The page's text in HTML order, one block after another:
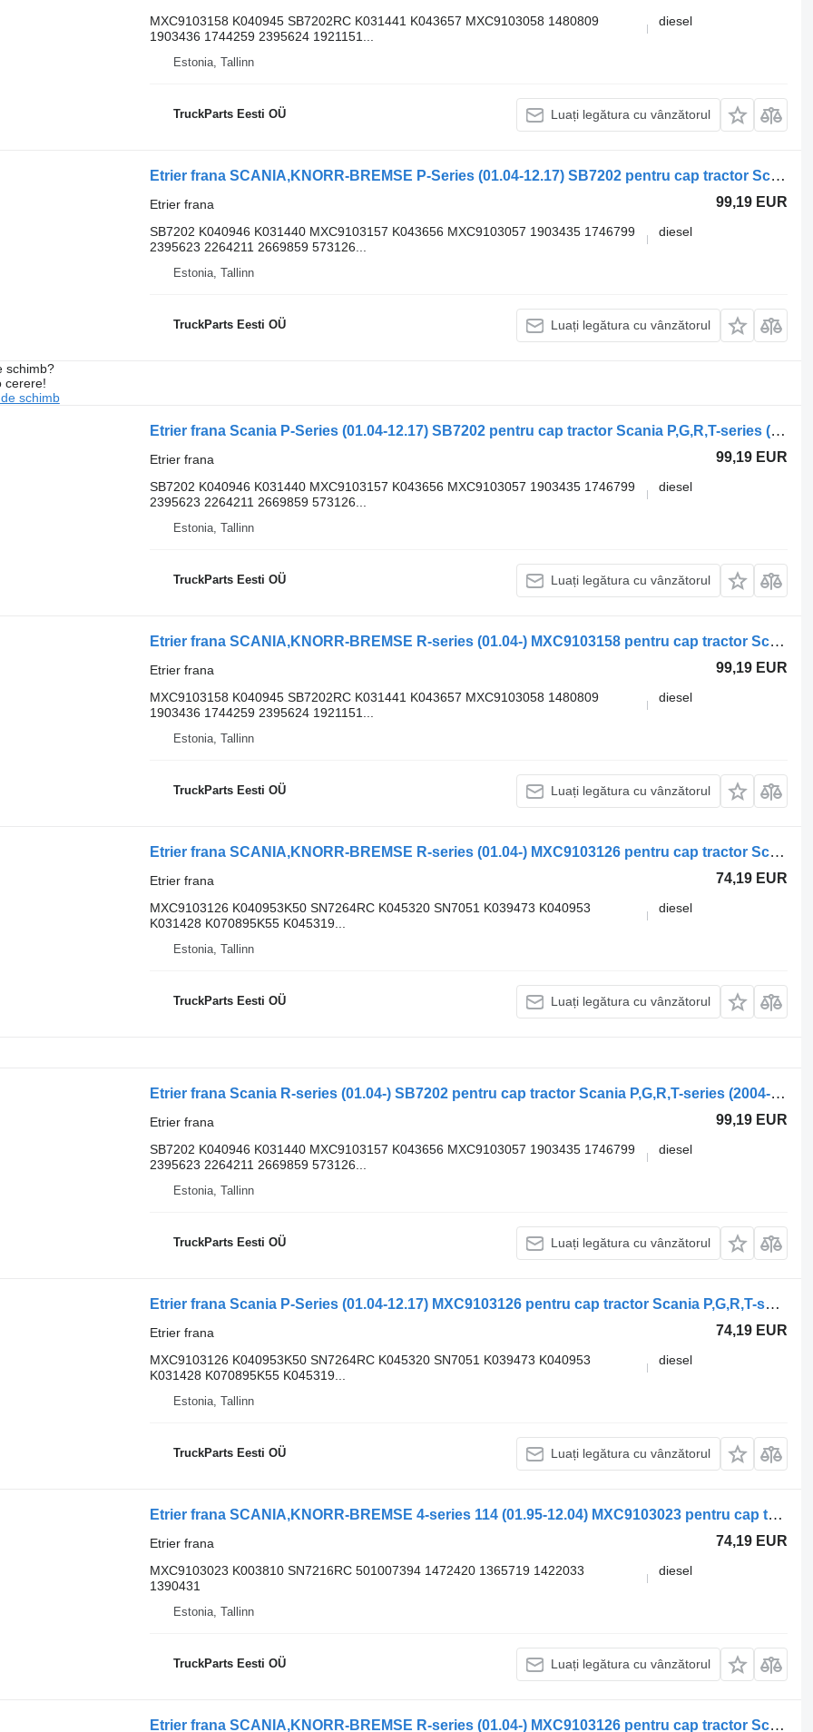
MXC9103158 K040945 SB7202RC K031441 K043657 MXC9103058 1480809
1903436 1744259 2395624 1921151...
diesel
Estonia, Tallinn
TruckParts Eesti OÜ Luați legătura cu vânzătorul
Etrier frana SCANIA,KNORR-BREMSE P-Series (01.04-12.17) SB7202 pentru cap tractor Scania P,G,R,T-series (2004-2017)
99,19 EUR
Etrier frana
SB7202 K040946 K031440 MXC9103157 K043656 MXC9103057 1903435 1746799
2395623 2264211 2669859 573126...
diesel
Estonia, Tallinn
TruckParts Eesti OÜ Luați legătura cu vânzătorul
schimb?
cerere!
schimb
Etrier frana Scania P-Series (01.04-12.17) SB7202 pentru cap tractor Scania P,G,R,T-series (2004-2017)
99,19 EUR
Etrier frana
SB7202 K040946 K031440 MXC9103157 K043656 MXC9103057 1903435 1746799
2395623 2264211 2669859 573126...
diesel
Estonia, Tallinn
TruckParts Eesti OÜ Luați legătura cu vânzătorul
Etrier frana SCANIA,KNORR-BREMSE R-series (01.04-) MXC9103158 pentru cap tractor Scania P,G,R,T-series (2004-2017)
99,19 EUR
Etrier frana
MXC9103158 K040945 SB7202RC K031441 K043657 MXC9103058 1480809
1903436 1744259 2395624 1921151...
diesel
Estonia, Tallinn
TruckParts Eesti OÜ Luați legătura cu vânzătorul
Etrier frana SCANIA,KNORR-BREMSE R-series (01.04-) MXC9103126 pentru cap tractor Scania P,G,R,T-series (2004-2017)
74,19 EUR
Etrier frana
MXC9103126 K040953K50 SN7264RC K045320 SN7051 K039473 K040953
K031428 K070895K55 K045319...
diesel
Estonia, Tallinn
TruckParts Eesti OÜ Luați legătura cu vânzătorul
Etrier frana Scania R-series (01.04-) SB7202 pentru cap tractor Scania P,G,R,T-series (2004-2017)
99,19 EUR
Etrier frana
SB7202 K040946 K031440 MXC9103157 K043656 MXC9103057 1903435 1746799
2395623 2264211 2669859 573126...
diesel
Estonia, Tallinn
TruckParts Eesti OÜ Luați legătura cu vânzătorul
Etrier frana Scania P-Series (01.04-12.17) MXC9103126 pentru cap tractor Scania P,G,R,T-series (2004-2017)
74,19 EUR
Etrier frana
MXC9103126 K040953K50 SN7264RC K045320 SN7051 K039473 K040953
K031428 K070895K55 K045319...
diesel
Estonia, Tallinn
TruckParts Eesti OÜ Luați legătura cu vânzătorul
Etrier frana SCANIA,KNORR-BREMSE 4-series 114 (01.95-12.04) MXC9103023 pentru cap tractor Scania 4-series (1995-2006)
74,19 EUR
Etrier frana
MXC9103023 K003810 SN7216RC 501007394 1472420 1365719 1422033
1390431
diesel
Estonia, Tallinn
TruckParts Eesti OÜ Luați legătura cu vânzătorul
Etrier frana SCANIA,KNORR-BREMSE R-series (01.04-) MXC9103126 pentru cap tractor Scania P,G,R,T-series (2004-2017)